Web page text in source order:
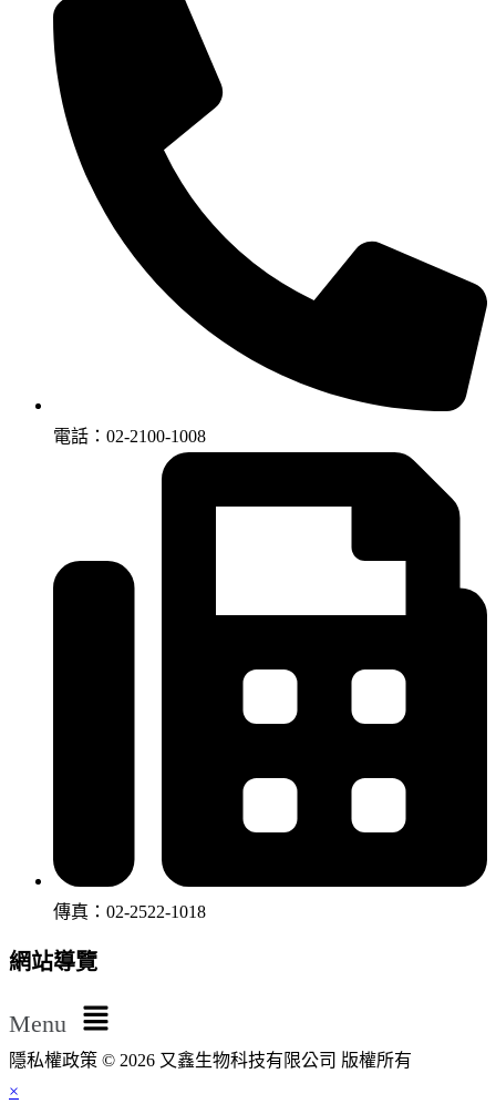
電話：02-2100-1008
傳真：02-2522-1018
網站導覽
Menu
隱私權政策 © 2026 又鑫生物科技有限公司 版權所有
×